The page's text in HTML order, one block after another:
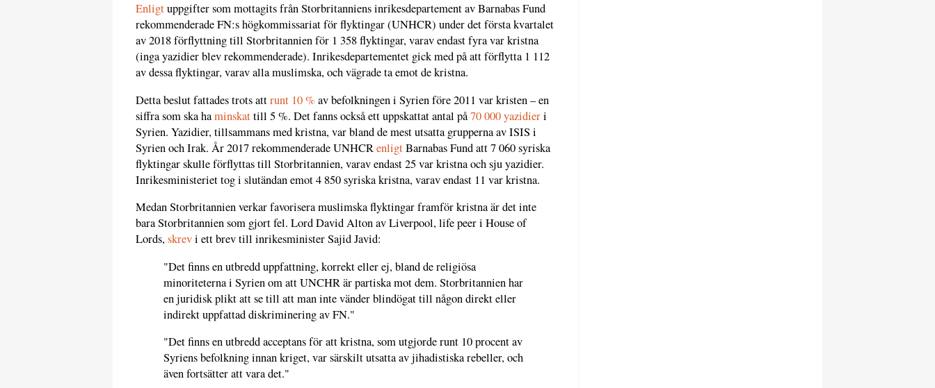
Enligtuppgifter som mottagits från Storbritanniens inrikesdepartement av Barnabas Fund
rekommenderade FN:s högkommissariat för flyktingar (UNHCR) under det första kvartalet
av 2018 förflyttning till Storbritannien för 1 358 flyktingar, varav endast fyra var kristna
(inga yazidier blev rekommenderade). Inrikesdepartementet gick med på att förflytta 1 112
av dessa flyktingar, varav alla muslimska, och vägrade ta emot de kristna.
Detta beslut fattades trots attrunt 10 % av befolkningen i Syrien före 2011 var kristen – en
siffra som ska haminskattill 5 %. Det fanns också ett uppskattat antal på70 000 yazidieri
Syrien. Yazidier, tillsammans med kristna, var bland de mest utsatta grupperna av ISIS i
Syrien och Irak. År 2017 rekommenderade UNHCRenligtBarnabas Fund att 7 060 syriska
flyktingar skulle förflyttas till Storbritannien, varav endast 25 var kristna och sju yazidier.
Inrikesministeriet tog i slutändan emot 4 850 syriska kristna, varav endast 11 var kristna.
Medan Storbritannien verkar favorisera muslimska flyktingar framför kristna är det inte
bara Storbritannien som gjort fel. Lord David Alton av Liverpool, life peer i House of
Lords,skrevi ett brev till inrikesminister Sajid Javid:
"Det finns en utbredd uppfattning, korrekt eller ej, bland de religiösa
minoriteterna i Syrien om att UNCHR är partiska mot dem. Storbritannien har
en juridisk plikt att se till att man inte vänder blindögat till någon direkt eller
indirekt uppfattad diskriminering av FN."
"Det finns en utbredd acceptans för att kristna, som utgjorde runt 10 procent av
Syriens befolkning innan kriget, var särskilt utsatta av jihadistiska rebeller, och
även fortsätter att vara det."